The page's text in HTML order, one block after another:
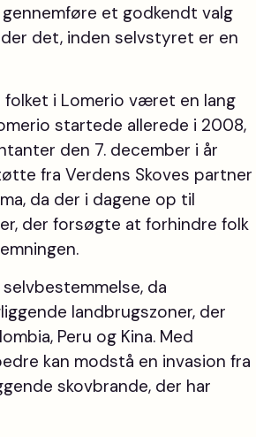
et godkendt valg
det, inden selvstyret er en
folket i Lomerio været en lang
startede allerede i 2008,
den 7. december i år
fra Verdens Skoves partner
da der i dagene op til
der forsøgte at forhindre folk
da
landbrugszoner, der
Peru og Kina. Med
kan modstå en invasion fra
skovbrande, der har